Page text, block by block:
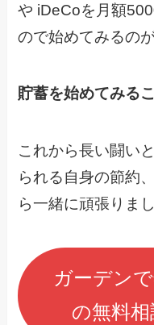
や iDeCoを月額
ので始めてみるの
貯蓄を始めてみる
これから長い闘い
られる自身の節約
ら一緒に頑張りまし
ガーデン
の無料